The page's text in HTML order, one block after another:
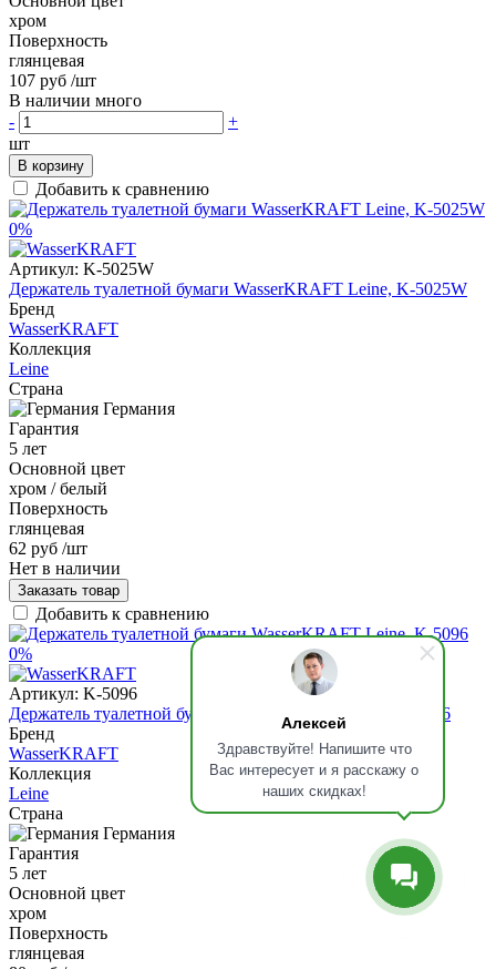
Алексей
Здравствуйте! Напишите что
Вас интересует и я расскажу о
наших скидках!
хром
Поверхность
глянцевая
107 руб /шт
В наличии много
-
+
шт
В корзину
Добавить к сравнению
0%
Артикул: K-5025W
Держатель туалетной бумаги WasserKRAFT Leine, K-5025W
Бренд
WasserKRAFT
Коллекция
Leine
Страна
Германия
Гарантия
5 лет
Основной цвет
хром / белый
Поверхность
глянцевая
62 руб /шт
Нет в наличии
Заказать товар
Добавить к сравнению
0%
Артикул: K-5096
Держатель туалетной бумаги WasserKRAFT Leine, K-5096
Бренд
WasserKRAFT
Коллекция
Leine
Страна
Германия
Гарантия
5 лет
Основной цвет
хром
Поверхность
глянцевая